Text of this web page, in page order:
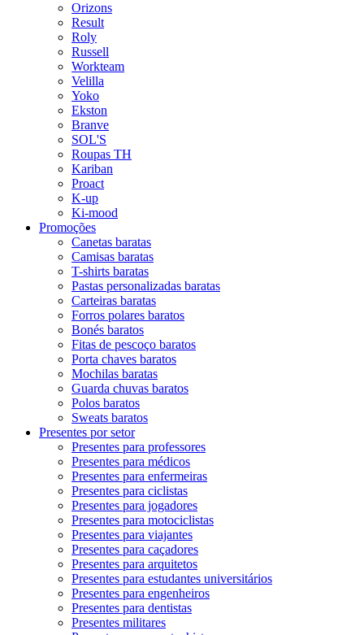
Orizons
Result
Roly
Russell
Workteam
Velilla
Yoko
Ekston
Branve
SOL'S
Roupas TH
Kariban
Proact
K-up
Ki-mood
Promoções
Canetas baratas
Camisas baratas
T-shirts baratas
Pastas personalizadas baratas
Carteiras baratas
Forros polares baratos
Bonés baratos
Fitas de pescoço baratos
Porta chaves baratos
Mochilas baratas
Guarda chuvas baratos
Polos baratos
Sweats baratos
Presentes por setor
Presentes para professores
Presentes para médicos
Presentes para enfermeiras
Presentes para ciclistas
Presentes para jogadores
Presentes para motociclistas
Presentes para viajantes
Presentes para caçadores
Presentes para arquitetos
Presentes para estudantes universitários
Presentes para engenheiros
Presentes para dentistas
Presentes militares